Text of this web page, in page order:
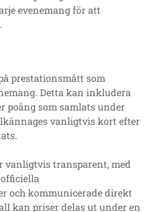
evenemang för att
prestationsmått som
Detta kan inkludera
poäng som samlats under
vanligtvis kort efter
vanligtvis transparent, med
och kommunicerade direkt
kan priser delas ut under en